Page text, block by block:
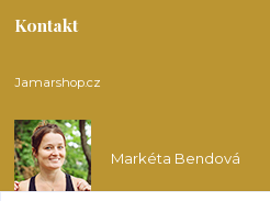
Kontakt
Jamarshop.cz
Markéta Bendová